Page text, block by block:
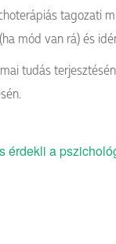
tagozati
mód van rá) és
tudás
érdekli a